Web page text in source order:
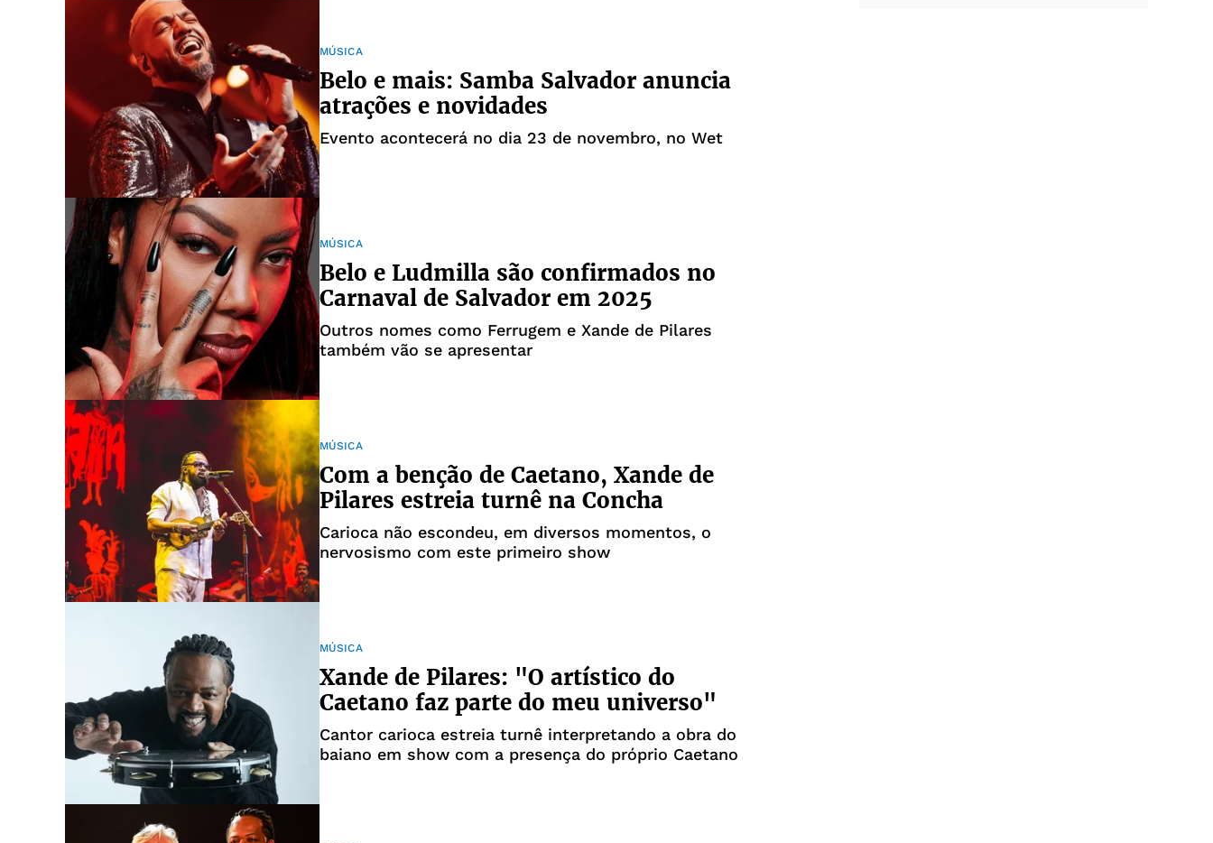
MÚSICA
Belo e mais: Samba Salvador anuncia
atrações e novidades
Evento acontecerá no dia 23 de novembro, no Wet
MÚSICA
Belo e Ludmilla são confirmados no
Carnaval de Salvador em 2025
Outros nomes como Ferrugem e Xande de Pilares
também vão se apresentar
MÚSICA
Com a benção de Caetano, Xande de
Pilares estreia turnê na Concha
Carioca não escondeu, em diversos momentos, o
nervosismo com este primeiro show
MÚSICA
Xande de Pilares: "O artístico do
Caetano faz parte do meu universo"
Cantor carioca estreia turnê interpretando a obra do
baiano em show com a presença do próprio Caetano